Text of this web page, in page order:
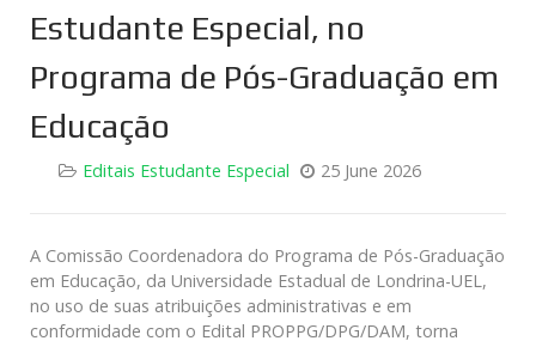
Estudante Especial, no
Programa de Pós-Graduação em
Educação
Editais Estudante Especial 25 June 2026
A Comissão Coordenadora do Programa de Pós-Graduação
em Educação, da Universidade Estadual de Londrina-UEL,
no uso de suas atribuições administrativas e em
conformidade com o Edital PROPPG/DPG/DAM, torna